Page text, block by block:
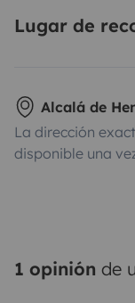
Lugar de
Alcalá de
La dirección
disponible una
1 opinión de